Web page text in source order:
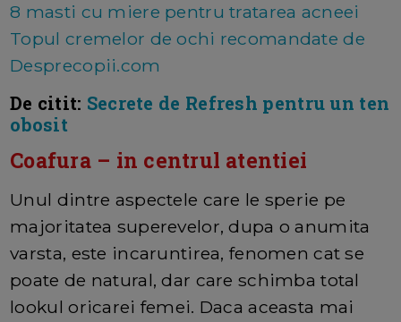
8 masti cu miere pentru tratarea acneei
Topul cremelor de ochi recomandate de
Desprecopii.com
De citit: Secrete de Refresh pentru un ten
obosit
Coafura – in centrul atentiei
Unul dintre aspectele care le sperie pe
majoritatea superevelor, dupa o anumita
varsta, este incaruntirea, fenomen cat se
poate de natural, dar care schimba total
lookul oricarei femei. Daca aceasta mai